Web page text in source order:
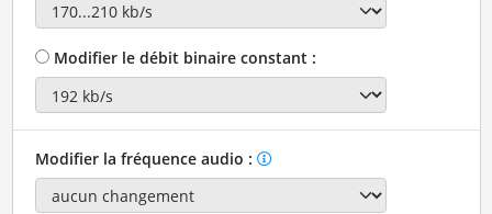
Modifier le débit binaire constant :
Modifier la fréquence audio :